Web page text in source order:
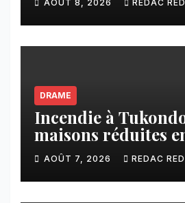
AOÛT 8, 2026 REDAC
DRAME
Incendie à
maisons réduites
plusieurs familles
AOÛT 7, 2026 REDAC